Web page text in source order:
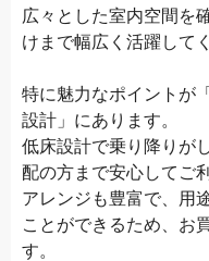
広々とした室内空間を
けまで幅広く活躍して
特に魅力なポイントが
設計」にあります。
低床設計で乗り降りが
配の方まで安心してご
アレンジも豊富で、用
ことができるため、お
す。